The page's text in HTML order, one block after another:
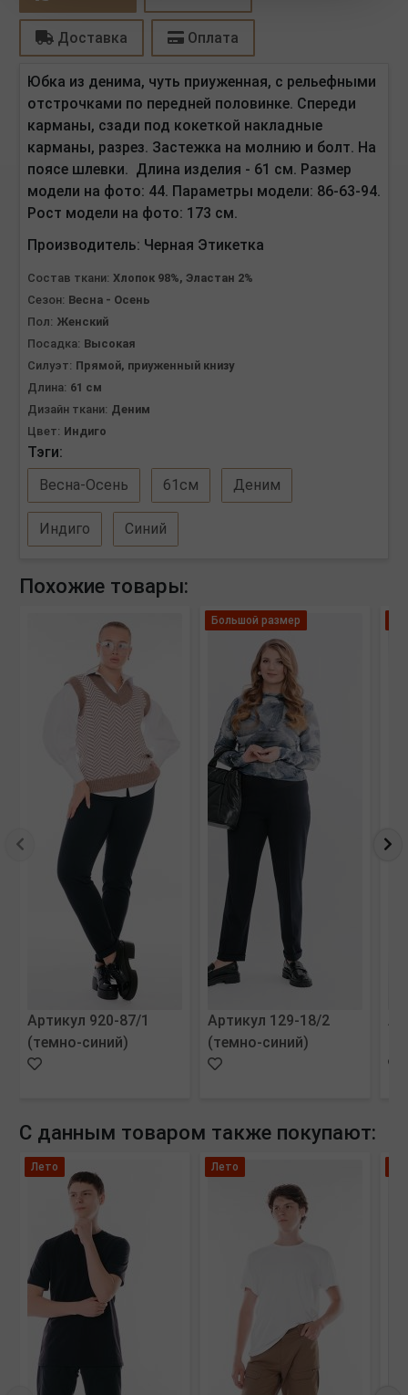
Доставка Оплата
Юбка из денима, чуть приуженная, с рельефными
отстрочками по передней половинке. Спереди
карманы, сзади под кокеткой накладные
карманы, разрез. Застежка на молнию и болт. На
поясе шлевки. Длина изделия - 61 см. Размер
модели на фото: 44. Параметры модели: 86-63-94.
Рост модели на фото: 173 см.
Производитель: Черная Этикетка
Состав ткани: Хлопок 98%, Эластан 2%
Сезон: Весна - Осень
Пол: Женский
Посадка: Высокая
Силуэт: Прямой, приуженный книзу
Длина: 61 см
Дизайн ткани: Деним
Цвет: Индиго
Тэги:
Весна-Осень
61см Деним
Индиго Синий
Похожие товары:
Артикул 920-87/1
(темно-синий)
Большой размер
Артикул 129-18/2
(темно-синий)
С данным товаром также покупают:
Лето Лето